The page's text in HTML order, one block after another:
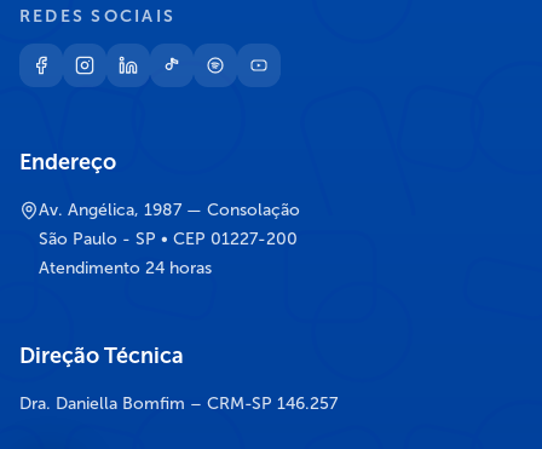
REDES SOCIAIS
Endereço
Av. Angélica, 1987 — Consolação
São Paulo - SP • CEP 01227-200
Atendimento 24 horas
Direção Técnica
Dra. Daniella Bomfim – CRM-SP 146.257